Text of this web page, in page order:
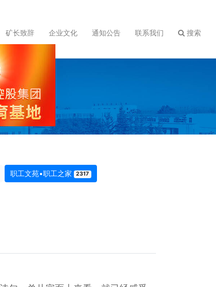
矿长致辞 企业文化 通知公告 联系我们 搜索
职工文苑•职工之家 2317